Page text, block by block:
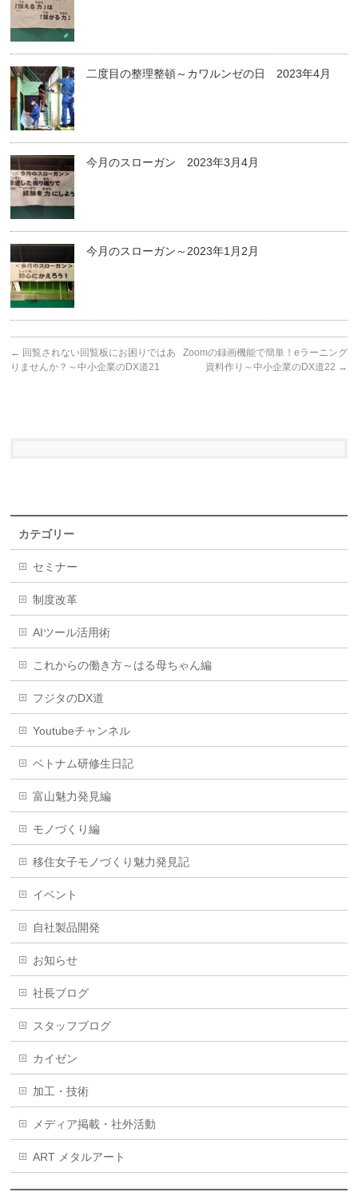
二度目の整理整頓～カワルンゼの日 2023年4月
今月のスローガン 2023年3月4月
今月のスローガン～2023年1月2月
← 回覧されない回覧板にお困りではあ
りませんか？～中小企業のDX道21
Zoomの録画機能で簡単！eラーニング
資料作り～中小企業のDX道22 →
カテゴリー
セミナー
制度改革
AIツール活用術
これからの働き方～はる母ちゃん編
フジタのDX道
Youtubeチャンネル
ベトナム研修生日記
富山魅力発見編
モノづくり編
移住女子モノづくり魅力発見記
イベント
自社製品開発
お知らせ
社長ブログ
スタッフブログ
カイゼン
加工・技術
メディア掲載・社外活動
ART メタルアート